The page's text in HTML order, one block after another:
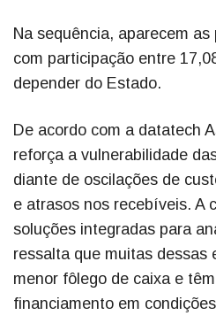
Na sequência, aparecem
com participação entre
depender do Estado.
De acordo com a datatech
reforça a vulnerabilidade
diante de oscilações de
e atrasos nos recebíveis. A
soluções integradas para
ressalta que muitas dessas
menor fôlego de caixa e
financiamento em